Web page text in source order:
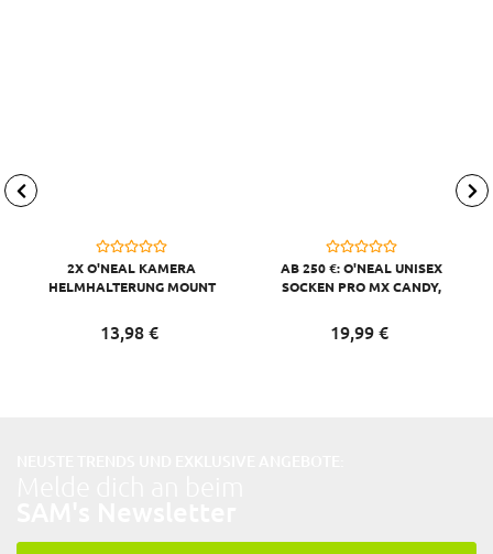
2X O'NEAL KAMERA
HELMHALTERUNG MOUNT
SCHWARZ
13,98 €
AB 250 €: O'NEAL UNISEX
SOCKEN PRO MX CANDY,
19,99 €